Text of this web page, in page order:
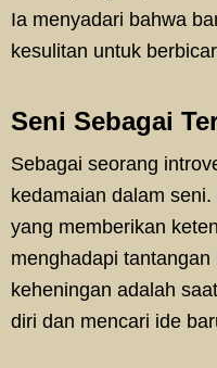
Ia menyadari bahwa
kesulitan untuk
Seni Sebagai
Sebagai seorang
kedamaian dalam
yang memberikan
menghadapi
keheningan adalah
diri dan mencari ide